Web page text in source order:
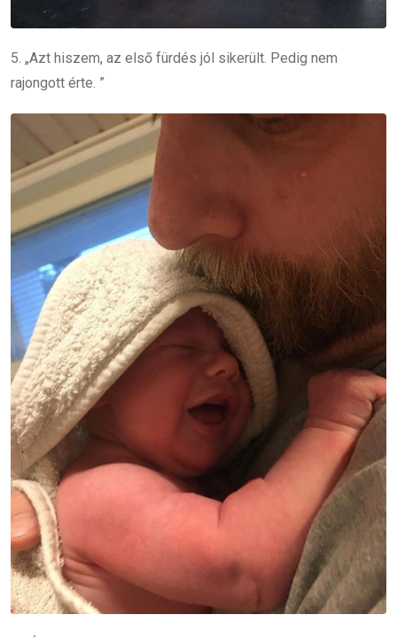
5. „Azt hiszem, az első fürdés jól sikerült. Pedig nem
rajongott érte. ”